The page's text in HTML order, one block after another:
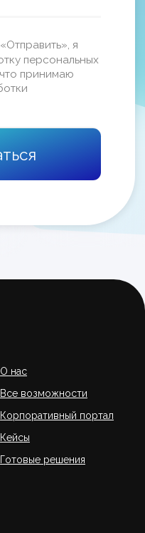
О нас
Все возможности
Корпоративный портал
Кейсы
Готовые решения